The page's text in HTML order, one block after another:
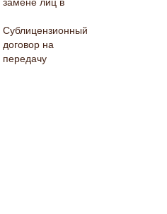
Сублицензионный
договор на
передачу